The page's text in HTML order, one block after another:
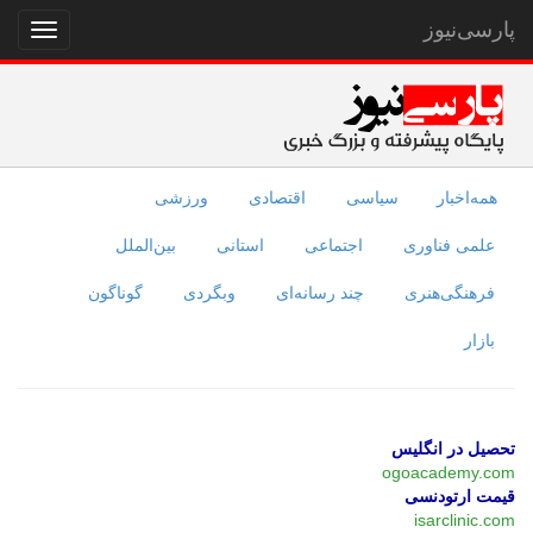
نمایش
منو
پارسی‌نیوز
همه‌اخبار سیاسی اقتصادی ورزشی
علمی فناوری اجتماعی استانی بین‌الملل
فرهنگی‌هنری چند رسانه‌ای وبگردی گوناگون
بازار
تحصیل در انگلیس
ogoacademy.com
قیمت ارتودنسی
isarclinic.com